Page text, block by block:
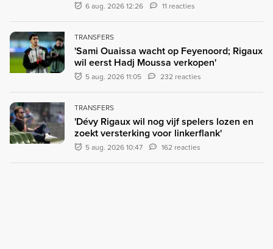
6 aug. 2026 12:26 11 reacties
TRANSFERS
'Sami Ouaissa wacht op Feyenoord; Rigaux
wil eerst Hadj Moussa verkopen'
5 aug. 2026 11:05 232 reacties
TRANSFERS
'Dévy Rigaux wil nog vijf spelers lozen en
zoekt versterking voor linkerflank'
5 aug. 2026 10:47 162 reacties